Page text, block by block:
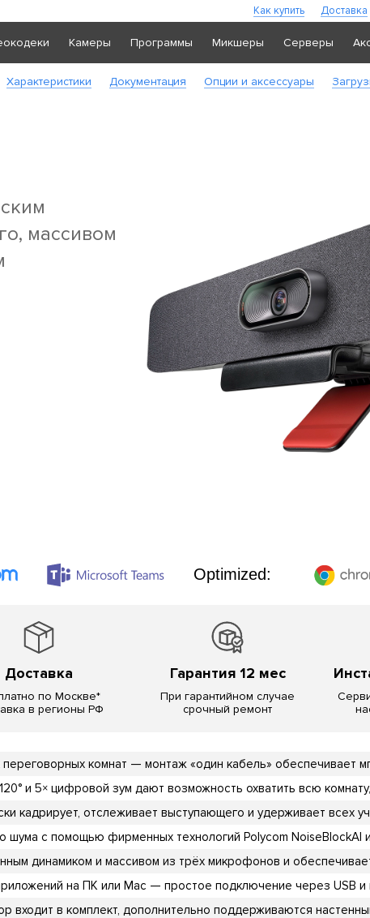
Как купить Доставка
Камеры Программы Микшеры Серверы
Характеристики Документация Опции и аксессуары
массивом
Optimized:
Доставка
по Москве*
в регионы РФ
Гарантия 12 мес
При гарантийном случае
срочный ремонт
комнат — монтаж «один кабель» обеспечивает
и 5× цифровой зум дают возможность охватить всю
кадрирует, отслеживает выступающего и удерживает всех
шума с помощью фирменных технологий Polycom NoiseBlockAI
динамиком и массивом из трёх микрофонов и
на ПК или Mac — простое подключение через USB и
входит в комплект, дополнительно поддерживаются